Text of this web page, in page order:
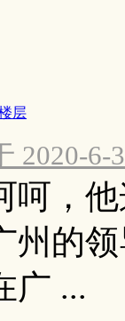
层
2020-6-
呵，
州的
广 ...